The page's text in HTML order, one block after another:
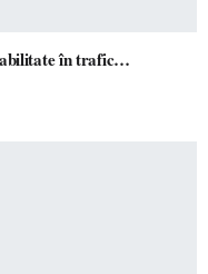
Polițiștii sătmăreni fac apel la responsabilitate în trafic…